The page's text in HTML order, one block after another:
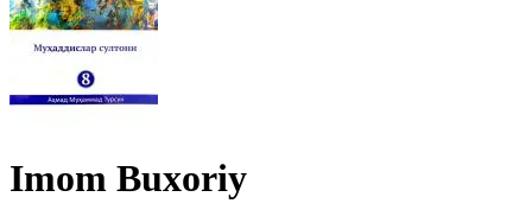
Imom Buxoriy